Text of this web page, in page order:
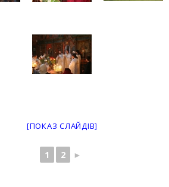
[ПОКАЗ СЛАЙДІВ]
1 2 ►